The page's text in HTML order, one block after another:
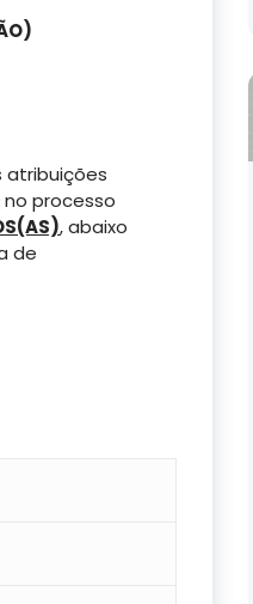
atribuições
no processo
, abaixo
de